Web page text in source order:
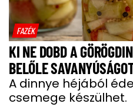
FAZÉK
KI NE DOBD A
BELŐLE
A dinnye héjából
csemege készülhet.